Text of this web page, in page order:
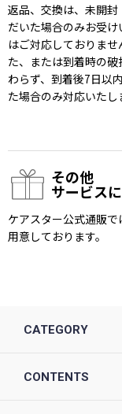
返品、交換は、未開
だいた場合のみお受
はご対応しておりま
た、または到着時の
わらず、到着後7日以
た場合のみ対応いたし
その他
サービス
ケアスター公式通販
用意しております。
CATEGORY
CONTENTS